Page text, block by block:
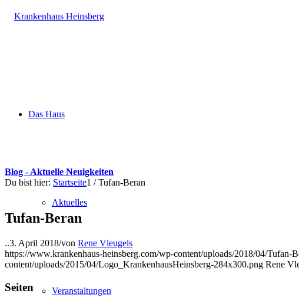
Das Haus
Aktuelles
Veranstaltungen
Blog - Aktuelle Neuigkeiten
Du bist hier: Startseite1 / Tufan-Beran
Tufan-Beran
..3. April 2018/von Rene Vleugels
https://www.krankenhaus-heinsberg.com/wp-content/uploads/2018/04/Tufan-
content/uploads/2015/04/Logo_KrankenhausHeinsberg-284x300.png Rene
Seiten